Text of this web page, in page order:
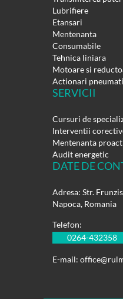
Lubrifiere
Etansari
Mentenanta
Consumabile
Tehnica liniara
Motoare si
Actionari
SERVICII
Cursuri de
Interventii
Mentenanta
Audit energetic
DATE DE
Adresa: Str.
Napoca, Romania
Telefon:
0264-432358
E-mail: